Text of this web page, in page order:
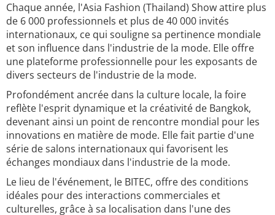
Chaque année, l'Asia Fashion (Thailand) Show attire plus
de 6 000 professionnels et plus de 40 000 invités
internationaux, ce qui souligne sa pertinence mondiale
et son influence dans l'industrie de la mode. Elle offre
une plateforme professionnelle pour les exposants de
divers secteurs de l'industrie de la mode.
Profondément ancrée dans la culture locale, la foire
reflète l'esprit dynamique et la créativité de Bangkok,
devenant ainsi un point de rencontre mondial pour les
innovations en matière de mode. Elle fait partie d'une
série de salons internationaux qui favorisent les
échanges mondiaux dans l'industrie de la mode.
Le lieu de l'événement, le BITEC, offre des conditions
idéales pour des interactions commerciales et
culturelles, grâce à sa localisation dans l'une des